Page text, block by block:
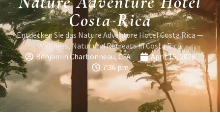
Costa Rica
Entdecken Sie das Nature Adventure Hotel Costa Rica —
Wellness, Natur und Retreats in Costa Rica.
Benjamin Charbonneau, CFA
April 15, 2026
7:36 pm